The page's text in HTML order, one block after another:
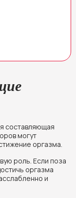
составляющая
могут
оргазма.
роль. Если поза
оргазма
и